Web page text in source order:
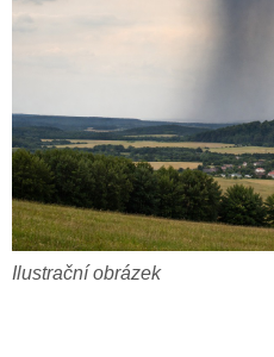
Ilustrační obrázek